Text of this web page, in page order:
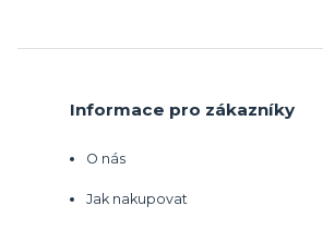
Informace pro zákazníky
O nás
Jak nakupovat